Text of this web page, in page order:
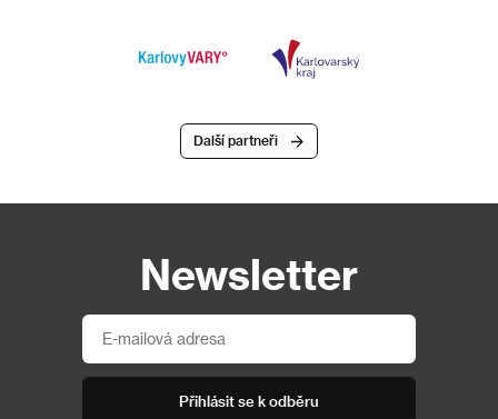
Další partneři
Newsletter
Přihlásit se k odběru